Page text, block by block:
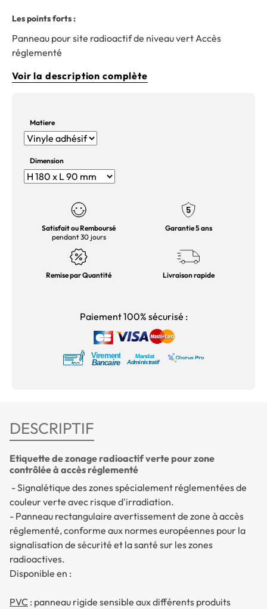
Les points forts :
Panneau pour site radioactif de niveau vert Accès
réglementé
Voir la description complète
Matiere
Dimension
Satisfait ou Remboursé
pendant 30 jours
Garantie 5 ans
Remise par Quantité Livraison rapide
Paiement 100% sécurisé :
DESCRIPTIF
Etiquette de zonage radioactif verte pour zone
contrôlée à accès réglementé
- Signalétique des zones spécialement réglementées de
couleur verte avec risque d'irradiation.
- Panneau rectangulaire avertissement de zone à accès
réglementé, conforme aux normes européennes pour la
signalisation de sécurité et la santé sur les zones
radioactives.
Disponible en :
PVC : panneau rigide sensible aux différents produits